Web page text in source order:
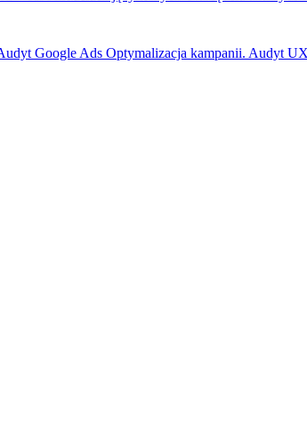
Google Ads Optymalizacja kampanii. Audyt